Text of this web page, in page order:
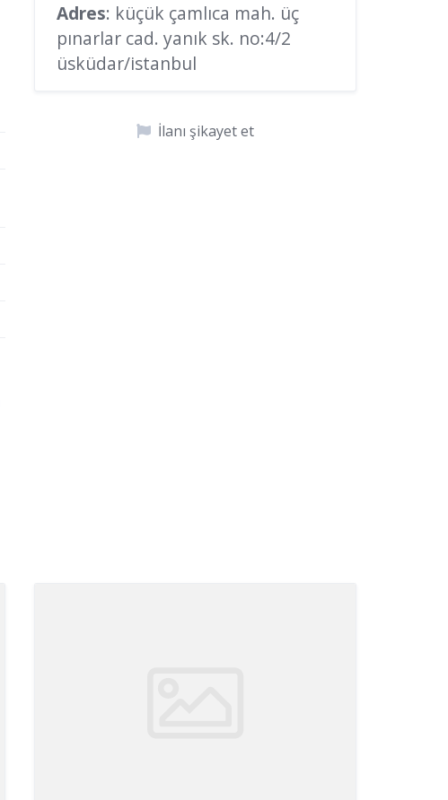
Adres: küçük çamlıca mah. üç
pınarlar cad. yanık sk. no:4/2
üsküdar/istanbul
İlanı şikayet et